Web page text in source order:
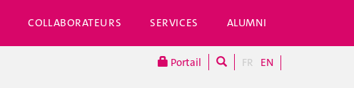
COLLABORATEURS SERVICES ALUMNI
Portail FR EN